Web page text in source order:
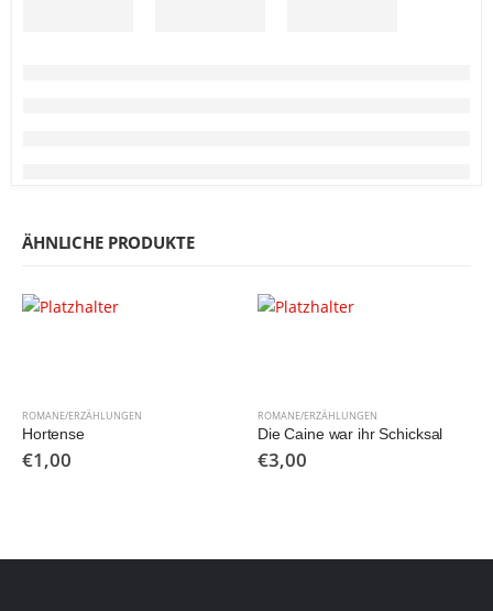
ÄHNLICHE PRODUKTE
ROMANE/ERZÄHLUNGEN
Hortense
€1,00
ROMANE/ERZÄHLUNGEN
Die Caine war ihr Schicksal
€3,00